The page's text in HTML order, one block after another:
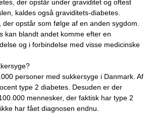
der opstår under graviditet og oftest
kaldes også graviditets-diabetes.
opstår som følge af en anden sygdom.
kan blandt andet komme efter en
og i forbindelse med visse medicinske
personer med sukkersyge i Danmark. Af
type 2 diabetes. Desuden er der
mennesker, der faktisk har type 2
har fået diagnosen endnu.